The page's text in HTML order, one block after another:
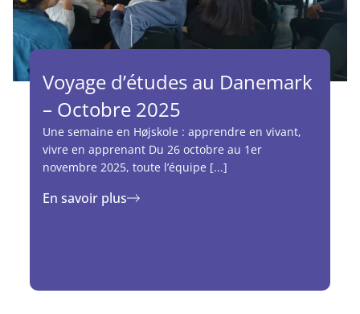
Voyage d’études au Danemark
– Octobre 2025
Une semaine en Højskole : apprendre en vivant,
vivre en apprenant Du 26 octobre au 1er
novembre 2025, toute l’équipe [...]
En savoir plus